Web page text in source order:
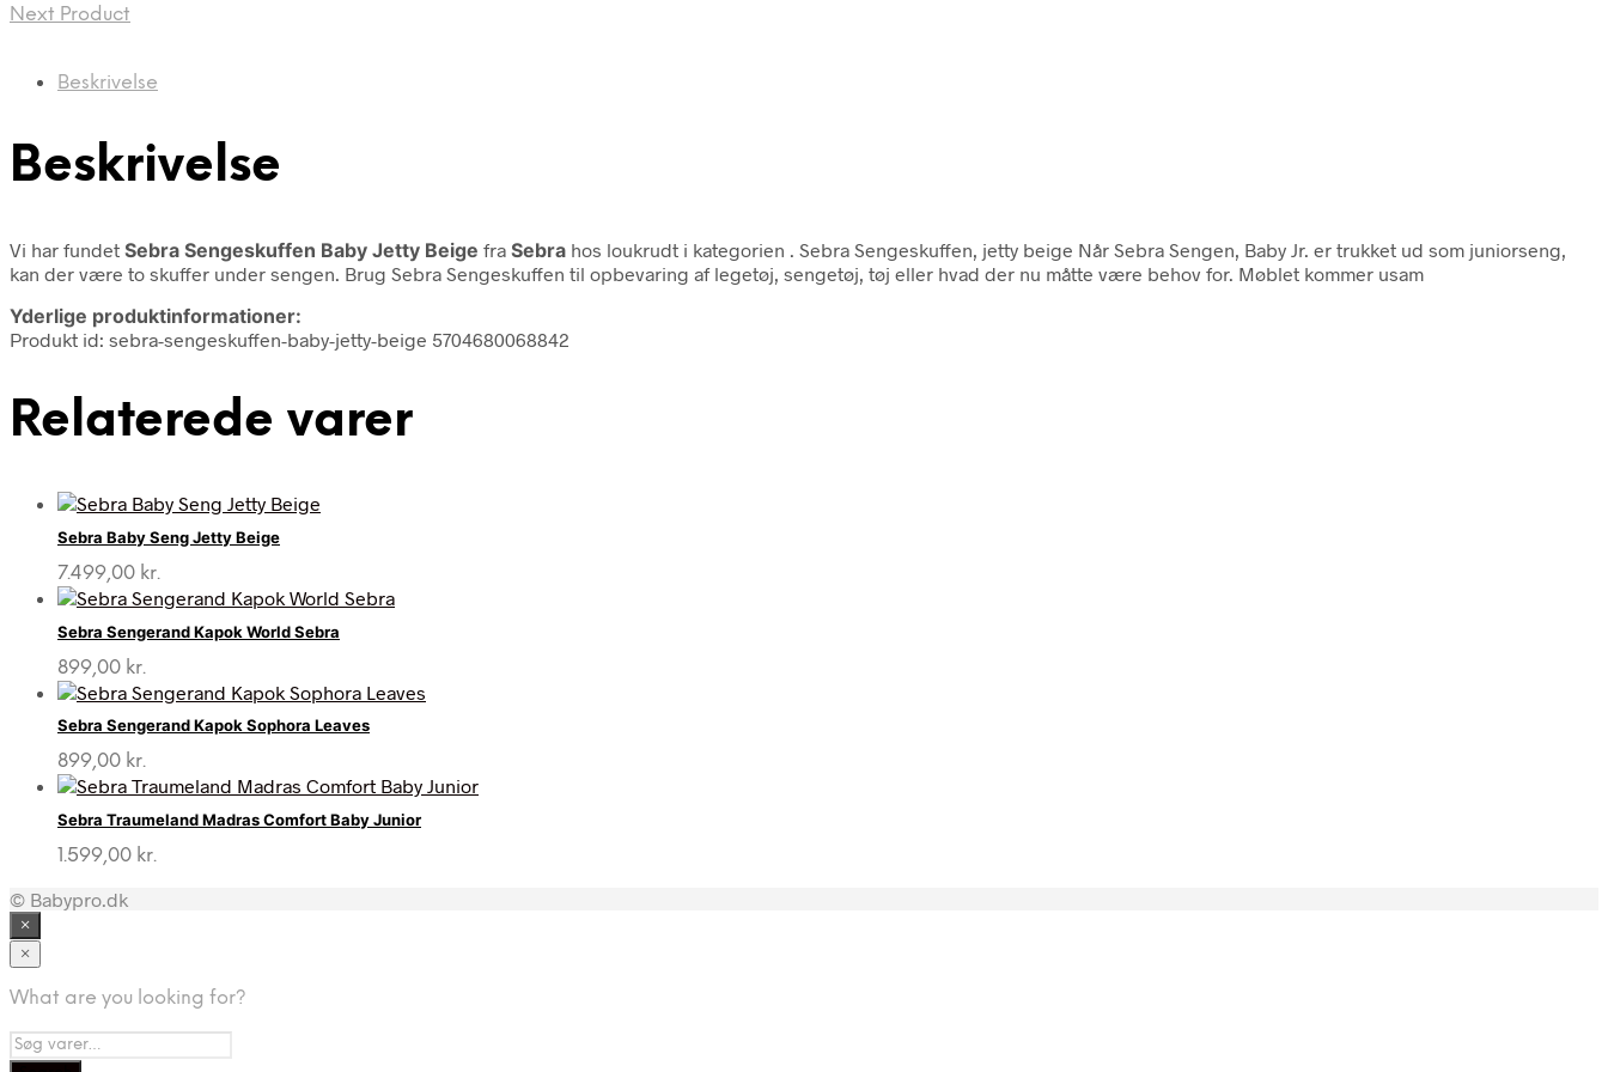
Next Product
Beskrivelse
Beskrivelse
Vi har fundet Sebra Sengeskuffen Baby Jetty Beige fra Sebra hos loukrudt i kategorien
. Sebra Sengeskuffen, jetty beige Når Sebra Sengen, Baby Jr. er trukket ud som juniorseng,
kan der være to skuffer under sengen. Brug Sebra Sengeskuffen til opbevaring af legetøj, sengetøj, tøj eller hvad der nu måtte være behov for. Møblet kommer usam
Yderlige produktinformationer:
Produkt id: sebra-sengeskuffen-baby-jetty-beige 5704680068842
Relaterede varer
Sebra Baby Seng Jetty Beige
7.499,00 kr.
Sebra Sengerand Kapok World Sebra
899,00 kr.
Sebra Sengerand Kapok Sophora Leaves
899,00 kr.
Sebra Traumeland Madras Comfort Baby Junior
1.599,00 kr.
© Babypro.dk
×
×
What are you looking for?